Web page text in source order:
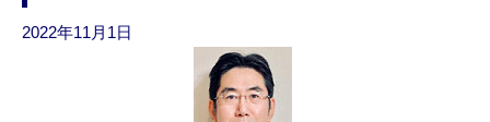
2022年11月1日